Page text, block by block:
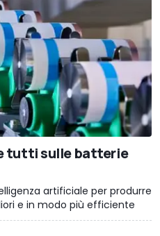
tutti sulle batterie
artificiale per produrre
e in modo più efficiente